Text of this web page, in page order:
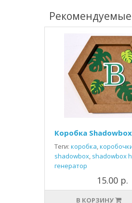
Коробка
Теги: коробка,
shadowbox, shadowbox
генератор
15.00 р.
В КОРЗИНУ